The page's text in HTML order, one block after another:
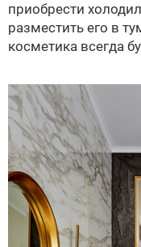
приобрести
разместить его в
косметика всегда